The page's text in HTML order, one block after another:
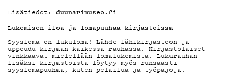
Lisätiedot: duunarimuseo.fi
Lukemisen iloa ja lomapuuhaa kirjastoissa
Syysloma on lukuloma! Lähde lähikirjastoon ja
uppoudu kirjaan kaikessa rauhassa. Kirjastolaiset
vinkkaavat mielellään lomalukemista. Lukurauhan
lisäksi kirjastoista löytyy myös runsaasti
syyslomapuuhaa, kuten pelailua ja työpajoja.